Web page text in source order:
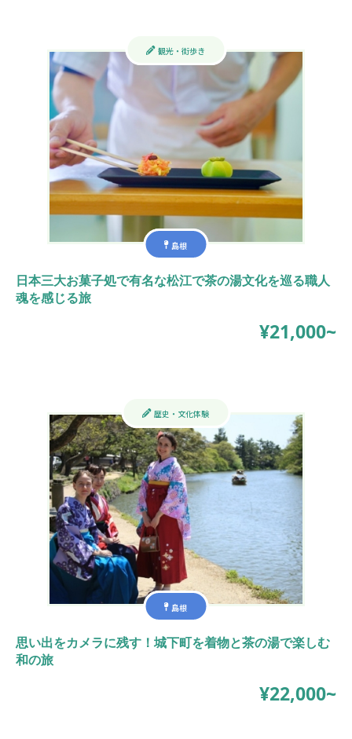
島根
観光・街歩き
日本三大お菓子処で有名な松江で茶の湯文化を巡る職人
魂を感じる旅
¥21,000~
島根
歴史・文化体験
思い出をカメラに残す！城下町を着物と茶の湯で楽しむ
和の旅
¥22,000~